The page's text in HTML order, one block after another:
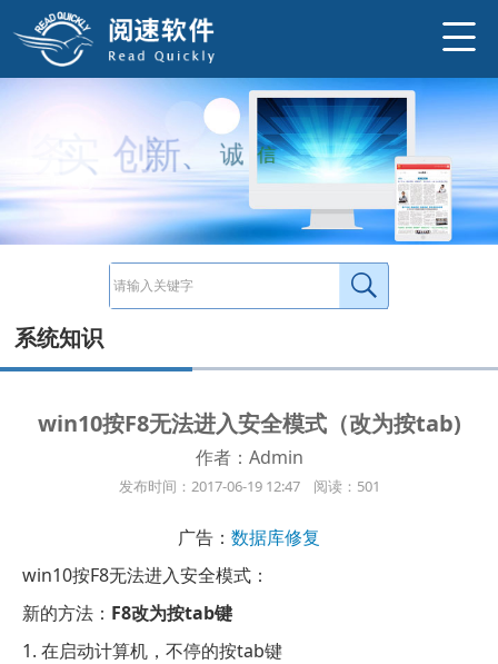
实、创新、 诚信
系统知识
win10按F8无法进入安全模式（改为按tab)
作者：Admin
发布时间：2017-06-19 12:47 阅读：501
广告： 数据库修复
win10按F8无法进入安全模式：
新的方法： F8改为按tab键
1. 在启动计算机，不停的按tab键